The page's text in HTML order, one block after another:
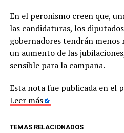
En el peronismo creen que,
las candidaturas, los
gobernadores tendrán menos
un aumento de las
sensible para la campaña.
Esta nota fue publicada en el
Leer más
TEMAS RELACIONADOS